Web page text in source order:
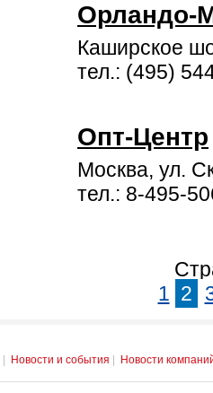
Орландо-
Каширское
тел.: (495)
Опт-Центр
Москва, ул.
тел.: 8-495-
1 2
Новости и события Новости